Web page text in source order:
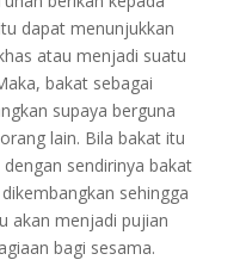
dapat menunjukkan
atau menjadi suatu
bakat sebagai
supaya berguna
lain. Bila bakat itu
sendirinya bakat
sehingga
akan menjadi pujian
bagi sesama.